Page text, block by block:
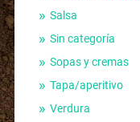
Salsa
Sin categoría
Sopas y cremas
Tapa/aperitivo
Verdura